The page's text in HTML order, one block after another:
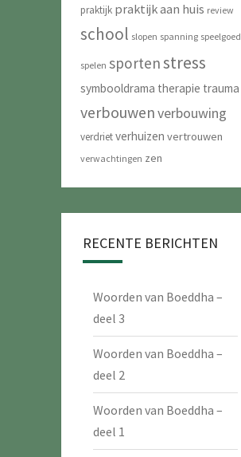
praktijk praktijk aan huis review
school slopen spanning speelgoed
spelen sportenstress
symbooldrama therapie trauma
verbouwenverbouwing
verdriet verhuizen vertrouwen
verwachtingen zen
RECENTE BERICHTEN
Woorden van Boeddha –
deel 3
Woorden van Boeddha –
deel 2
Woorden van Boeddha –
deel 1